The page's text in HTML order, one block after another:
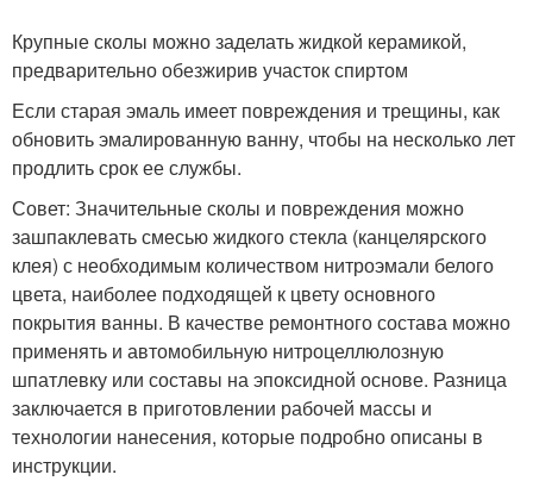
Крупные сколы можно заделать жидкой керамикой,
предварительно обезжирив участок спиртом
Если старая эмаль имеет повреждения и трещины, как
обновить эмалированную ванну, чтобы на несколько лет
продлить срок ее службы.
Совет: Значительные сколы и повреждения можно
зашпаклевать смесью жидкого стекла (канцелярского
клея) с необходимым количеством нитроэмали белого
цвета, наиболее подходящей к цвету основного
покрытия ванны. В качестве ремонтного состава можно
применять и автомобильную нитроцеллюлозную
шпатлевку или составы на эпоксидной основе. Разница
заключается в приготовлении рабочей массы и
технологии нанесения, которые подробно описаны в
инструкции.